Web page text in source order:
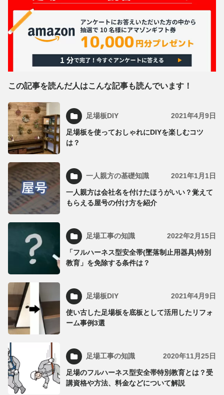
この記事を読んだ人はこんな記事も読んでいます！
足場板DIY 2021年4月9日
足場板を使っておしゃれにDIYを楽しむコツ
は？
一人親方の基礎知識 2021年1月1日
一人親方は会社名を付けたほうがいい？覚えて
もらえる屋号の付け方を紹介
足場工事の知識 2022年2月15日
「フルハーネス型安全帯(墜落制止用器具)特別
教育」を免除する条件は？
足場板DIY 2021年4月9日
使い古した足場板を底板として活用したリフォ
ーム事例3選
足場工事の知識 2020年11月25日
足場のフルハーネス型安全帯特別教育とは？受
講資格や方法、料金などについて解説